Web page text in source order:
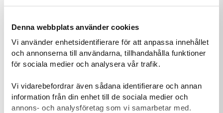
Denna webbplats använder cookies
Vi använder enhetsidentifierare för att anpassa innehållet
och annonserna till användarna, tillhandahålla funktioner
för sociala medier och analysera vår trafik.
Vi vidarebefordrar även sådana identifierare och annan
information från din enhet till de sociala medier och
annons- och analysföretag som vi samarbetar med.
2026
Pressmeddelande